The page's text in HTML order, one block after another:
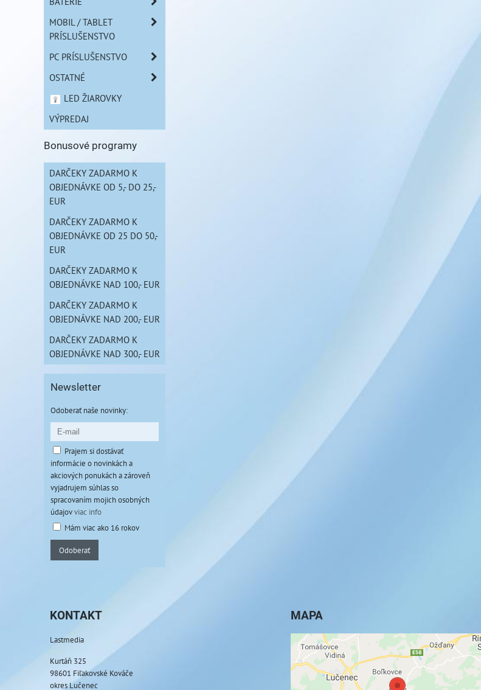
MOBIL / TABLET
PRÍSLUŠENSTVO
PC PRÍSLUŠENSTVO
OSTATNÉ
LED ŽIAROVKY
VÝPREDAJ
Bonusové programy
DARČEKY ZADARMO K
OBJEDNÁVKE OD 5,- DO 25,-
EUR
DARČEKY ZADARMO K
OBJEDNÁVKE OD 25 DO 50,-
EUR
DARČEKY ZADARMO K
OBJEDNÁVKE NAD 100,- EUR
DARČEKY ZADARMO K
OBJEDNÁVKE NAD 200,- EUR
DARČEKY ZADARMO K
OBJEDNÁVKE NAD 300,- EUR
Newsletter
Odoberať naše novinky:
Prajem si dostávať
informácie o novinkách a
akciových ponukách a zároveň
vyjadrujem súhlas so
spracovaním mojich osobných
údajovviac info
Mám viac ako 16 rokov
Odoberať
KONTAKT
Lastmedia
Kurtáň 325
98601 Fiľakovské Kováče
okres Lučenec
MAPA
Externý obsah je blokovaný Voľbami
súkromia